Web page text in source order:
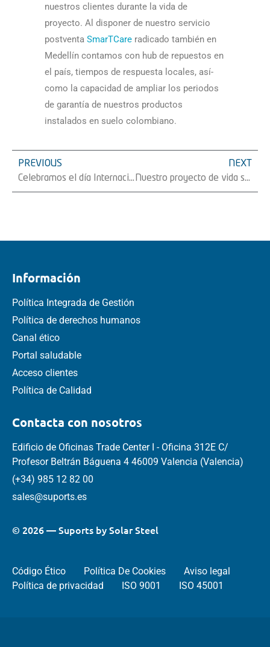
nuestros clientes durante la vida de
proyecto. Al disponer de nuestro servicio
postventa SmarTCare radicado también en
Medellí­n contamos con hub de repuestos en
el país, tiempos de respuesta locales, así­
como la capacidad de ampliar los periodos
de garantía de nuestros productos
instalados en suelo colombiano.
PREVIOUS
Celebramos el día Internacional de la mujer Ingeniera
NEXT
Nuestro proyecto de vida saludable Healthy Life cumple 2 años
Información
Política Integrada de Gestión
Política de derechos humanos
Canal ético
Portal saludable
Acceso clientes
Política de Calidad
Contacta con nosotros
Edificio de Oficinas Trade Center I - Oficina 312E C/
Profesor Beltrán Báguena 4 46009 Valencia (Valencia)
(+34) 985 12 82 00
sales@suports.es
© 2026 — Suports by Solar Steel
Código Ético Política De Cookies
Aviso legal
Política de privacidad
ISO 9001 ISO 45001